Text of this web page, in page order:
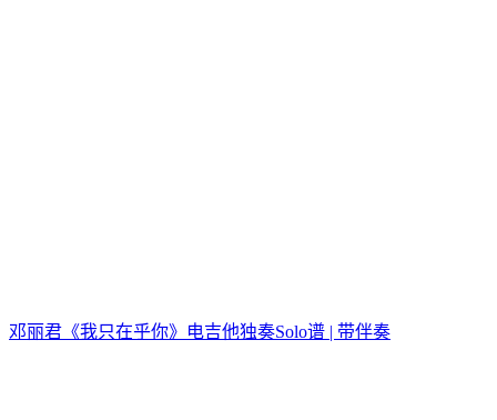
邓丽君《我只在乎你》电吉他独奏Solo谱 | 带伴奏